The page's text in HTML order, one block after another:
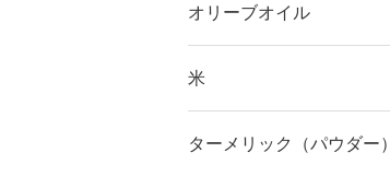
オリーブオイル
米
ターメリック（パウダー）